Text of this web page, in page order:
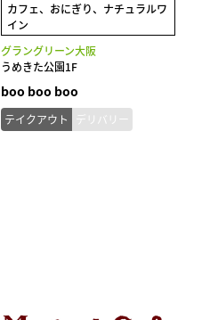
カフェ、おにぎり、ナチュラルワ
イン
グラングリーン大阪
うめきた公園1F
boo boo boo
テイクアウト デリバリー